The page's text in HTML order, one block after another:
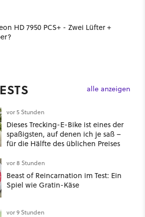
HD 7950 PCS+ - Zwei Lüfter +
alle anzeigen
vor 5 Stunden
Dieses Trecking-E-Bike ist eines der
spaßigsten, auf denen ich je saß –
für die Hälfte des üblichen Preises
vor 8 Stunden
Beast of Reincarnation im Test: Ein
Spiel wie Gratin-Käse
vor 9 Stunden